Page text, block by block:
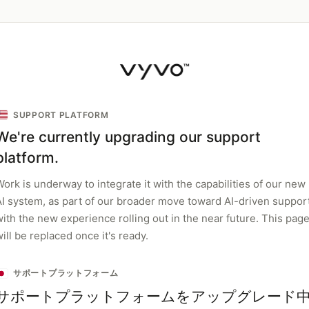
SUPPORT PLATFORM
currently upgrading our support
is underway to integrate it with the capabilities of our new
system, as part of our broader move toward AI-driven
the new experience rolling out in the near future. This page
be replaced once it's ready.
サポートプラットフォーム
ポートプラットフォームをアップグレード中